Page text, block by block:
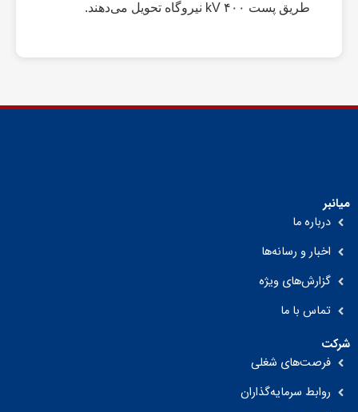
طریق پست kV ۴۰۰ نیروگاه تحویل می‌دهند.
میانبر
درباره ما
اخبار و رسانه‌ها
گزارش‌های ویژه
تماس با ما
شرکت
فرصت‌های شغلی
روابط سرمایه‌گذاران